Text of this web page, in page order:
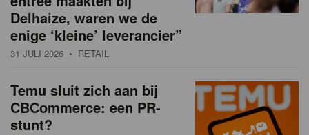
Delhaize, waren we de
enige ‘kleine’ leverancier”
31 JULI 2026 • RETAIL
Temu sluit zich aan bij
CBCommerce: een PR-
stunt?